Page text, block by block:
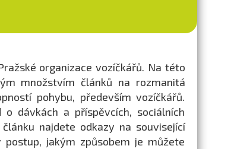
organizace vozíčkářů. Na této
množstvím článků na rozmanitá
pohybu, především vozíčkářů.
dávkách a příspěvcích, sociálních
najdete odkazy na související
jakým způsobem je můžete